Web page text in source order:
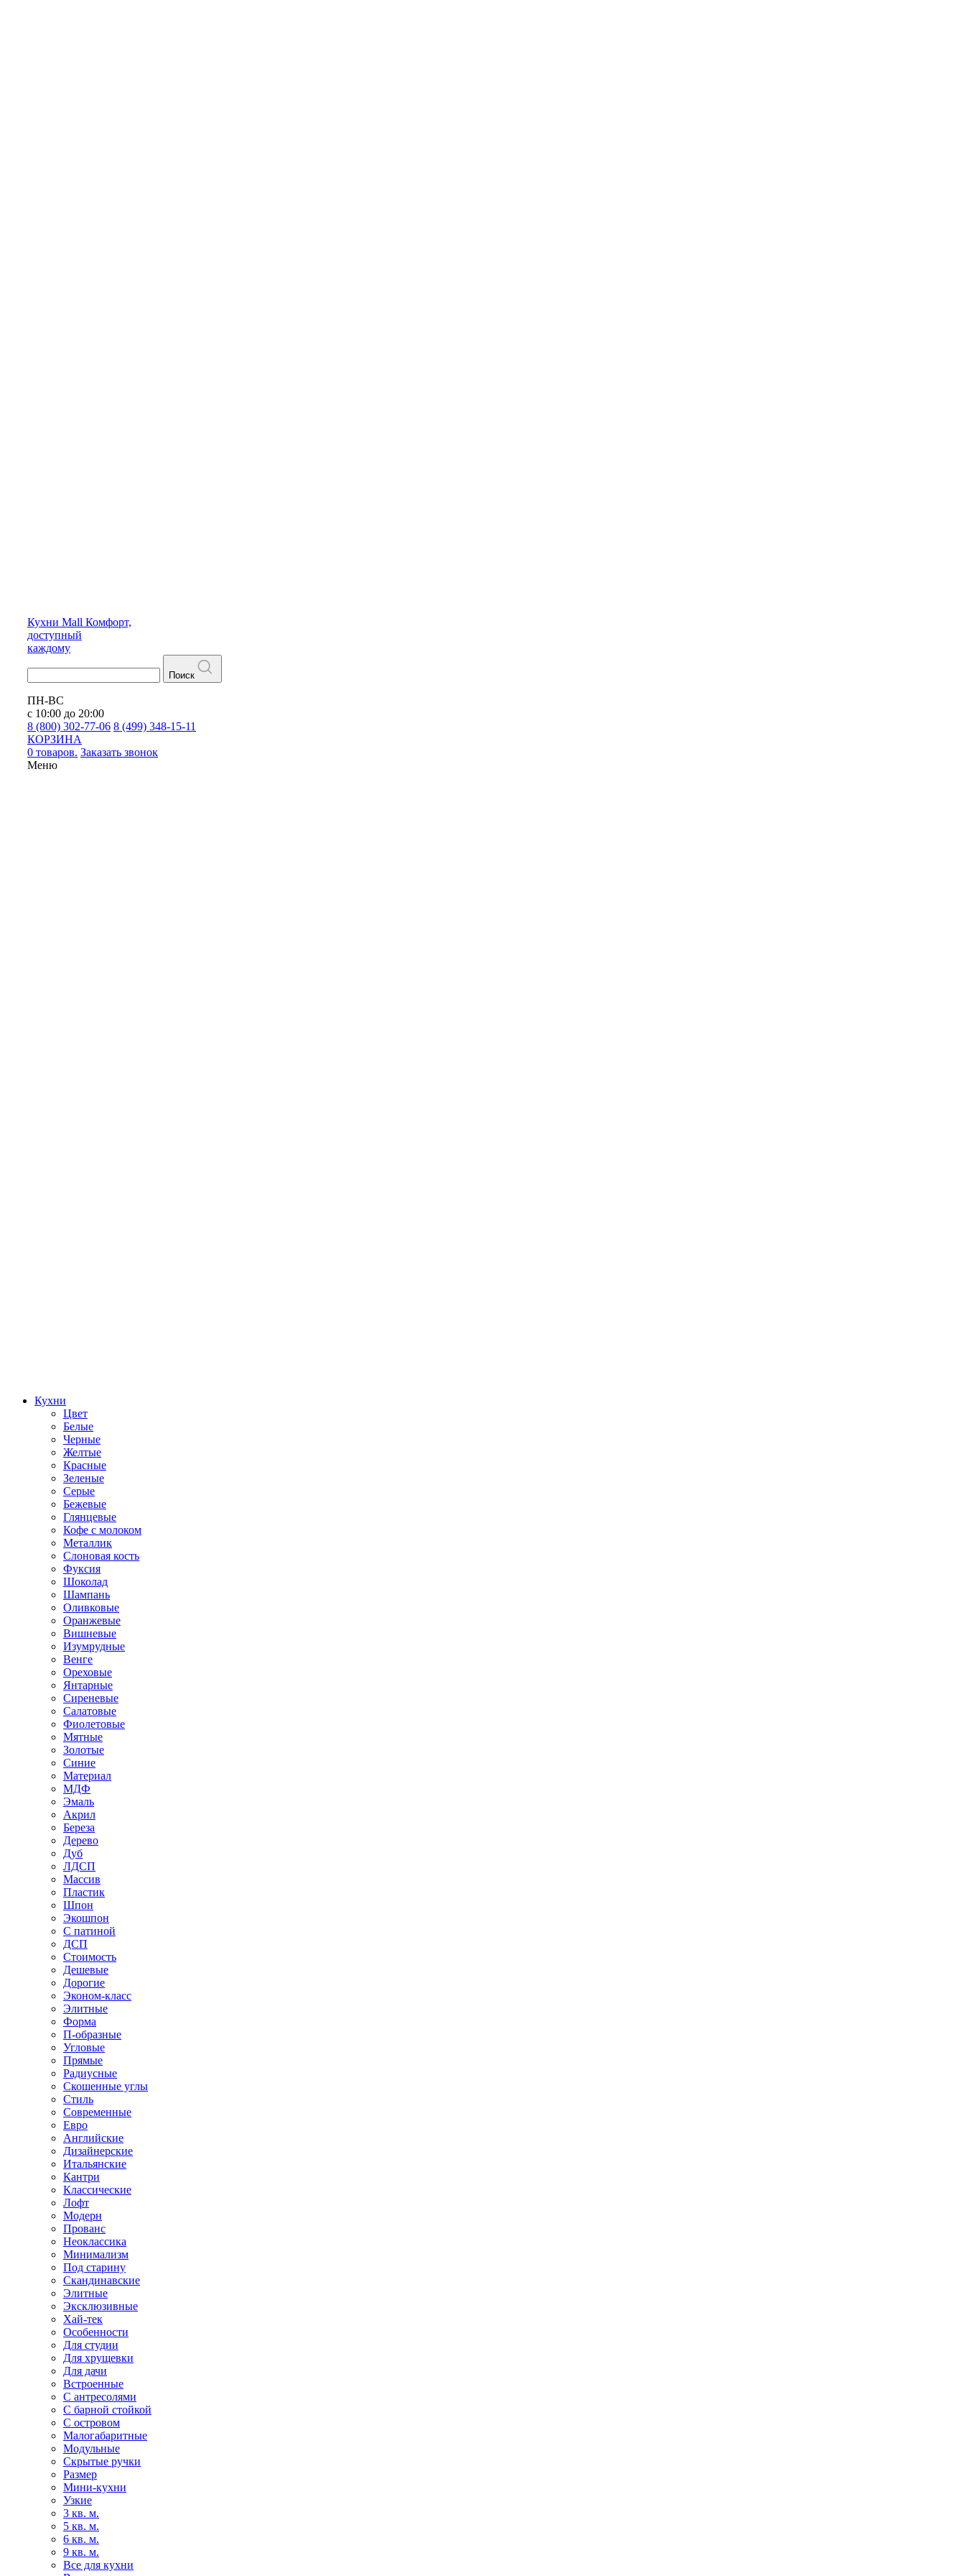
Кухни Mall Комфорт,
доступный
каждому
Поиск
ПН-ВС
с 10:00 до 20:00
8 (800) 302-77-06 8 (499) 348-15-11
КОРЗИНА
0 товаров. Заказать звонок
Меню
Кухни
Цвет
Белые
Черные
Желтые
Красные
Зеленые
Серые
Бежевые
Глянцевые
Кофе с молоком
Металлик
Слоновая кость
Фуксия
Шоколад
Шампань
Оливковые
Оранжевые
Вишневые
Изумрудные
Венге
Ореховые
Янтарные
Сиреневые
Салатовые
Фиолетовые
Мятные
Золотые
Синие
Материал
МДФ
Эмаль
Акрил
Береза
Дерево
Дуб
ЛДСП
Массив
Пластик
Шпон
Экошпон
С патиной
ДСП
Стоимость
Дешевые
Дорогие
Эконом-класс
Элитные
Форма
П-образные
Угловые
Прямые
Радиусные
Скошенные углы
Стиль
Современные
Евро
Английские
Дизайнерские
Итальянские
Кантри
Классические
Лофт
Модерн
Прованс
Неоклассика
Минимализм
Под старину
Скандинавские
Элитные
Эксклюзивные
Хай-тек
Особенности
Для студии
Для хрущевки
Для дачи
Встроенные
С антресолями
С барной стойкой
С островом
Малогабаритные
Модульные
Скрытые ручки
Размер
Мини-кухни
Узкие
3 кв. м.
5 кв. м.
6 кв. м.
9 кв. м.
Все для кухни